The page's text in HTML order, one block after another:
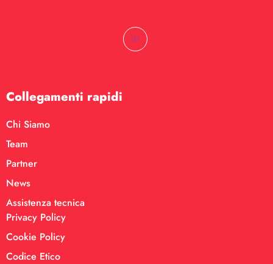
Collegamenti rapidi
Chi Siamo
Team
Partner
News
Assistenza tecnica
Privacy Policy
Cookie Policy
Codice Etico